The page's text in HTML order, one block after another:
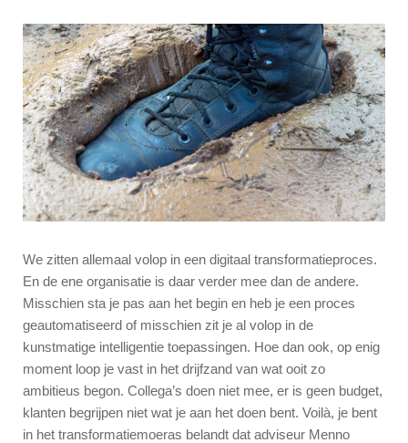
We zitten allemaal volop in een digitaal transformatieproces.
En de ene organisatie is daar verder mee dan de andere.
Misschien sta je pas aan het begin en heb je een proces
geautomatiseerd of misschien zit je al volop in de
kunstmatige intelligentie toepassingen. Hoe dan ook, op enig
moment loop je vast in het drijfzand van wat ooit zo
ambitieus begon. Collega’s doen niet mee, er is geen budget,
klanten begrijpen niet wat je aan het doen bent. Voilà, je bent
in het transformatiemoeras belandt dat adviseur Menno